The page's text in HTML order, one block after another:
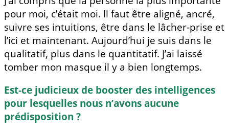
pour moi, c’était moi. Il faut être aligné, ancré,
suivre ses intuitions, être dans le lâcher-prise et
l’ici et maintenant. Aujourd’hui je suis dans le
qualitatif, plus dans le quantitatif. J’ai laissé
tomber mon masque il y a bien longtemps.
Est-ce judicieux de booster des intelligences
pour lesquelles nous n’avons aucune
prédisposition ?